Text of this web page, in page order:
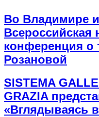
Во Владимире
Всероссийская
конференция о
Розановой
SISTEMA
GRAZIA
«Вглядываясь